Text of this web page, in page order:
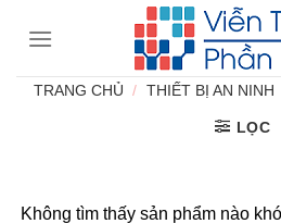
dungTRANG CHỦ / THIẾT BỊ AN NINH
LỌC
Không tìm thấy sản phẩm nào